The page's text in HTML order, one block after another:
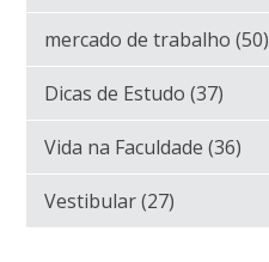
mercado de trabalho(50)
Dicas de Estudo(37)
Vida na Faculdade(36)
Vestibular(27)